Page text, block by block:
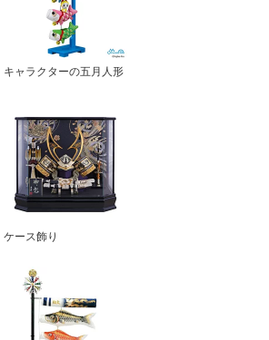
キャラクターの五月人形
ケース飾り